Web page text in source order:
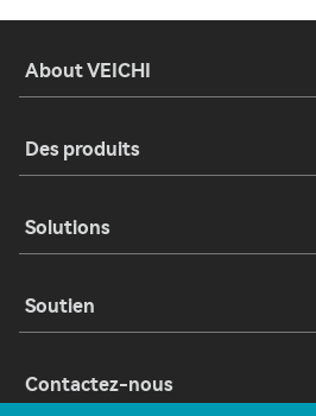
About VEICHI
Des produits
Solutions
Soutien
Contactez-nous